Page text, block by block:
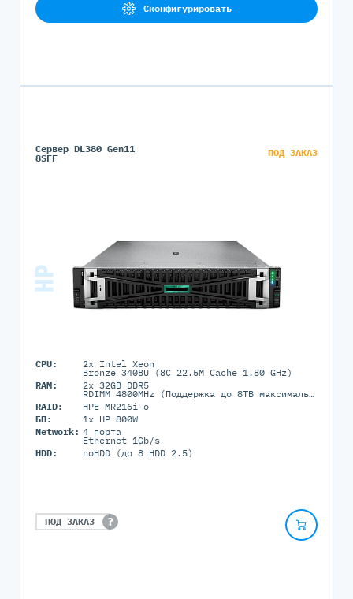
Сконфигурировать
Сервер DL380 Gen11
8SFF
ПОД ЗАКАЗ
CPU: 2x Intel Xeon
Bronze 3408U (8C 22.5M Cache 1.80 GHz)
RAM:
2x 32GB DDR5
RDIMM 4800MHz (Поддержка до 8TB максимально, 32 DIMM портов)
RAID:
HPE MR216i-o
БП:
1x HP 800W
Network: 4 порта
Ethernet 1Gb/s
HDD:
noHDD (до 8 HDD 2.5)
ПОД ЗАКАЗ ?